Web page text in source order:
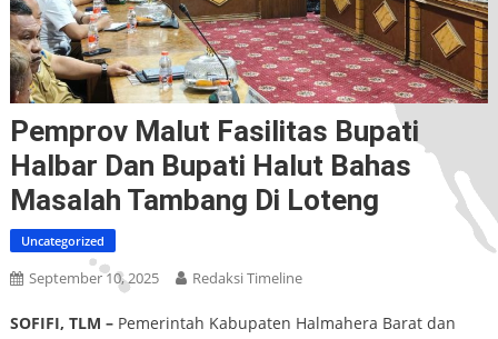
Pemprov Malut Fasilitas Bupati
Halbar Dan Bupati Halut Bahas
Masalah Tambang Di Loteng
Uncategorized
September 10, 2025 Redaksi Timeline
SOFIFI, TLM – Pemerintah Kabupaten Halmahera Barat dan